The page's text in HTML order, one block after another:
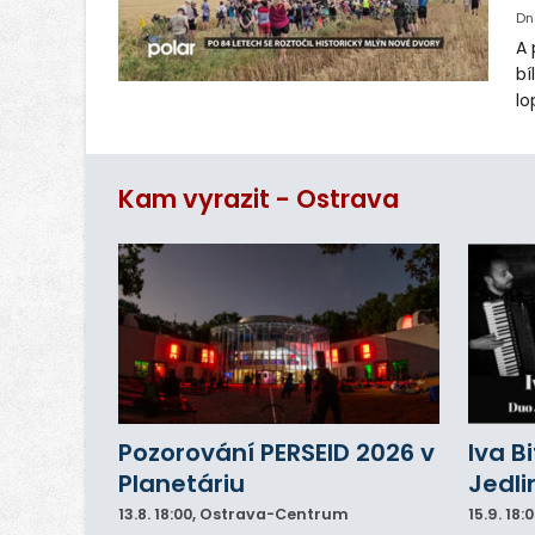
A
Kam vyrazit - Ostrava
Pozorování PERSEID 2026 v
Planetáriu
13.8.18:00, Ostrava-Centrum
Iva
15.9.